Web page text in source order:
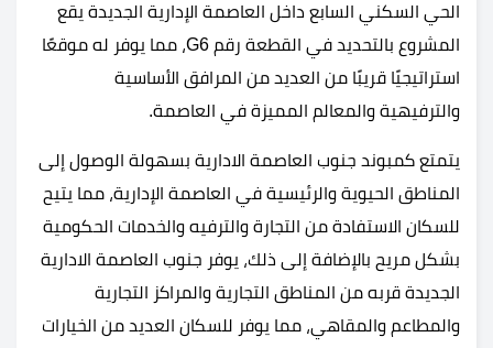
الحي السكني السابع داخل العاصمة الإدارية الجديدة يقع
المشروع بالتحديد في القطعة رقم G6، مما يوفر له موقعًا
استراتيجيًا قريبًا من العديد من المرافق الأساسية
والترفيهية والمعالم المميزة في العاصمة.
يتمتع كمبوند جنوب العاصمة الادارية بسهولة الوصول إلى
المناطق الحيوية والرئيسية في العاصمة الإدارية، مما يتيح
للسكان الاستفادة من التجارة والترفيه والخدمات الحكومية
بشكل مريح بالإضافة إلى ذلك، يوفر جنوب العاصمة الادارية
الجديدة قربه من المناطق التجارية والمراكز التجارية
والمطاعم والمقاهي، مما يوفر للسكان العديد من الخيارات